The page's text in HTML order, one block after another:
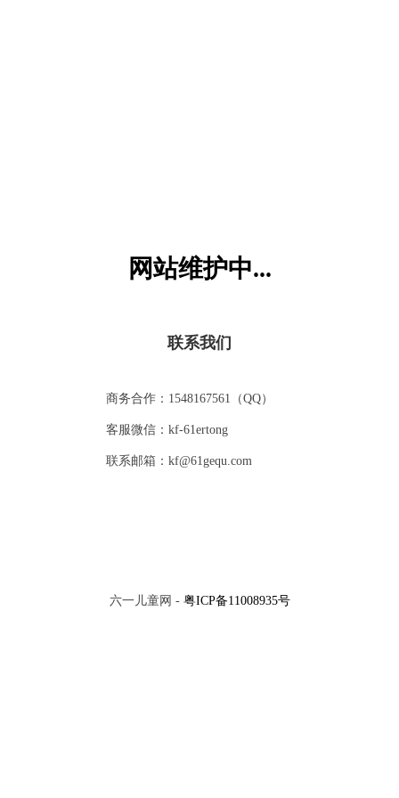
网站维护中...
联系我们
商务合作：1548167561（QQ）
客服微信：kf-61ertong
联系邮箱：kf@61gequ.com
六一儿童网 - 粤ICP备11008935号